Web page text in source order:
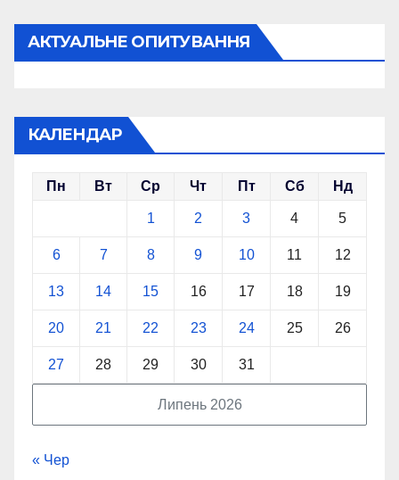
АКТУАЛЬНЕ ОПИТУВАННЯ
КАЛЕНДАР
Липень 2026
Пн Вт Ср Чт Пт Сб Нд
1 2 3 4 5
6 7 8 9 10 11 12
13 14 15 16 17 18 19
20 21 22 23 24 25 26
27 28 29 30 31
« Чер